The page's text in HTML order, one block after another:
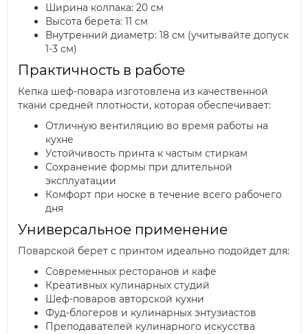
Ширина колпака: 20 см
Высота берета: 11 см
Внутренний диаметр: 18 см (учитывайте допуск
1-3 см)
Практичность в работе
Кепка шеф-повара изготовлена из качественной
ткани средней плотности, которая обеспечивает:
Отличную вентиляцию во время работы на
кухне
Устойчивость принта к частым стиркам
Сохранение формы при длительной
эксплуатации
Комфорт при носке в течение всего рабочего
дня
Универсальное применение
Поварской берет с принтом идеально подойдет для:
Современных ресторанов и кафе
Креативных кулинарных студий
Шеф-поваров авторской кухни
Фуд-блогеров и кулинарных энтузиастов
Преподавателей кулинарного искусства